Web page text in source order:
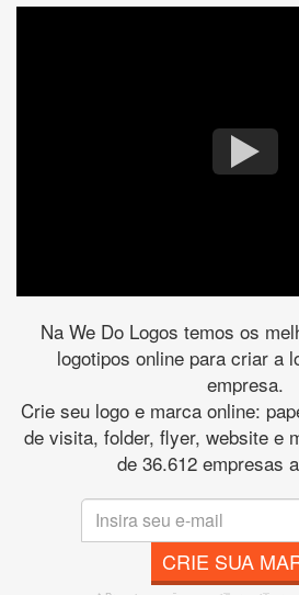
Na We Do Logos temos os
logotipos online para criar a
empresa.
Crie seu logo e marca online:
de visita, folder, flyer, website e
de 36.612 empresas
CRIE SUA